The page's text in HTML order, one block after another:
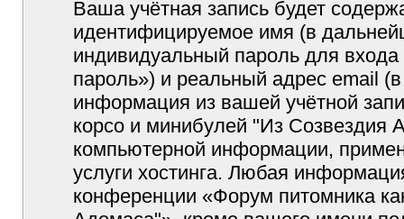
Ваша учётная запись будет
идентифицируемое имя (в
индивидуальный пароль для
пароль») и реальный адрес email
информация из вашей учётной
корсо и минибулей "Из Созвездия
компьютерной информации,
услуги хостинга. Любая
конференции «Форум питомника